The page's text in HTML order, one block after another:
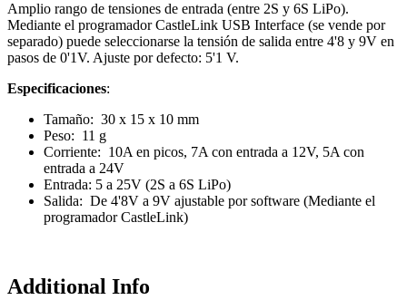
Amplio rango de tensiones de entrada (entre 2S y 6S LiPo).
Mediante el programador CastleLink USB Interface (se vende por
separado) puede seleccionarse la tensión de salida entre 4'8 y 9V en
pasos de 0'1V. Ajuste por defecto: 5'1 V.
Especificaciones:
Tamaño: 30 x 15 x 10 mm
Peso: 11 g
Corriente: 10A en picos, 7A con entrada a 12V, 5A con
entrada a 24V
Entrada: 5 a 25V (2S a 6S LiPo)
Salida: De 4'8V a 9V ajustable por software (Mediante el
programador CastleLink)
Additional Info